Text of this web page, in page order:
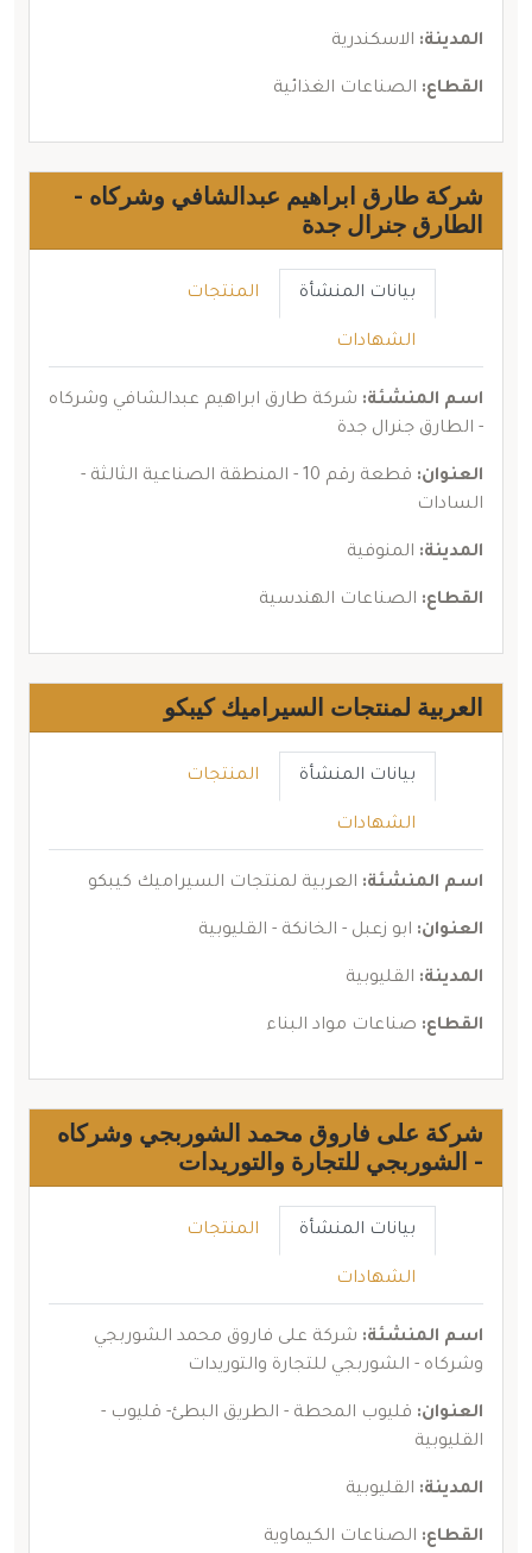
المدينة: الاسكندرية
القطاع: الصناعات الغذائية
شركة طارق ابراهيم عبدالشافي وشركاه -
الطارق جنرال جدة
بيانات المنشأة المنتجات
الشهادات
اسم المنشئة: شركة طارق ابراهيم عبدالشافي وشركاه
- الطارق جنرال جدة
العنوان:
قطعة رقم 10 - المنطقة الصناعية الثالثة -
السادات
المدينة: المنوفية
القطاع: الصناعات الهندسية
العربية لمنتجات السيراميك كيبكو
بيانات المنشأة المنتجات
الشهادات
اسم المنشئة: العربية لمنتجات السيراميك كيبكو
العنوان: ابو زعبل - الخانكة - القليوبية
المدينة: القليوبية
القطاع: صناعات مواد البناء
شركة على فاروق محمد الشوربجي وشركاه
- الشوربجي للتجارة والتوريدات
بيانات المنشأة المنتجات
الشهادات
اسم المنشئة: شركة على فاروق محمد الشوربجي
وشركاه - الشوربجي للتجارة والتوريدات
العنوان: قليوب المحطة - الطريق البطئ- قليوب -
القليوبية
المدينة: القليوبية
القطاع: الصناعات الكيماوية